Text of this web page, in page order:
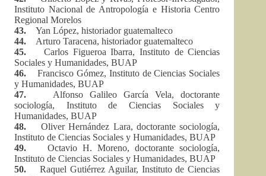
Instituto Nacional de Antropología e Historia Centro
Regional Morelos
43.
Yan López, historiador guatemalteco
44.
Arturo Taracena, historiador guatemalteco
45.
Carlos Figueroa Ibarra, Instituto de Ciencias
Sociales y Humanidades, BUAP
46.
Francisco Gómez, Instituto de Ciencias Sociales
y Humanidades, BUAP
47. Alfonso Galileo García Vela, doctorante
sociología, Instituto de Ciencias Sociales y
Humanidades, BUAP
48.
Oliver Hernández Lara, doctorante sociología,
Instituto de Ciencias Sociales y Humanidades, BUAP
49.
Octavio H. Moreno, doctorante sociología,
Instituto de Ciencias Sociales y Humanidades, BUAP
50.
Raquel Gutiérrez Aguilar, Instituto de Ciencias